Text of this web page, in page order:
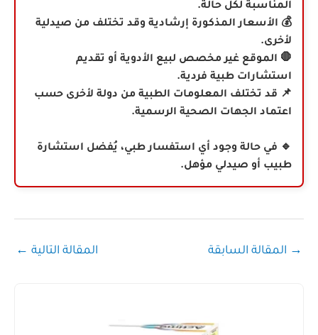
المناسبة لكل حالة.
💰 الأسعار المذكورة إرشادية وقد تختلف من صيدلية
لأخرى.
🛑 الموقع غير مخصص لبيع الأدوية أو تقديم
استشارات طبية فردية.
📌 قد تختلف المعلومات الطبية من دولة لأخرى حسب
اعتماد الجهات الصحية الرسمية.
🔹 في حالة وجود أي استفسار طبي، يُفضل استشارة
طبيب أو صيدلي مؤهل.
→ المقالة السابقة المقالة التالية ←